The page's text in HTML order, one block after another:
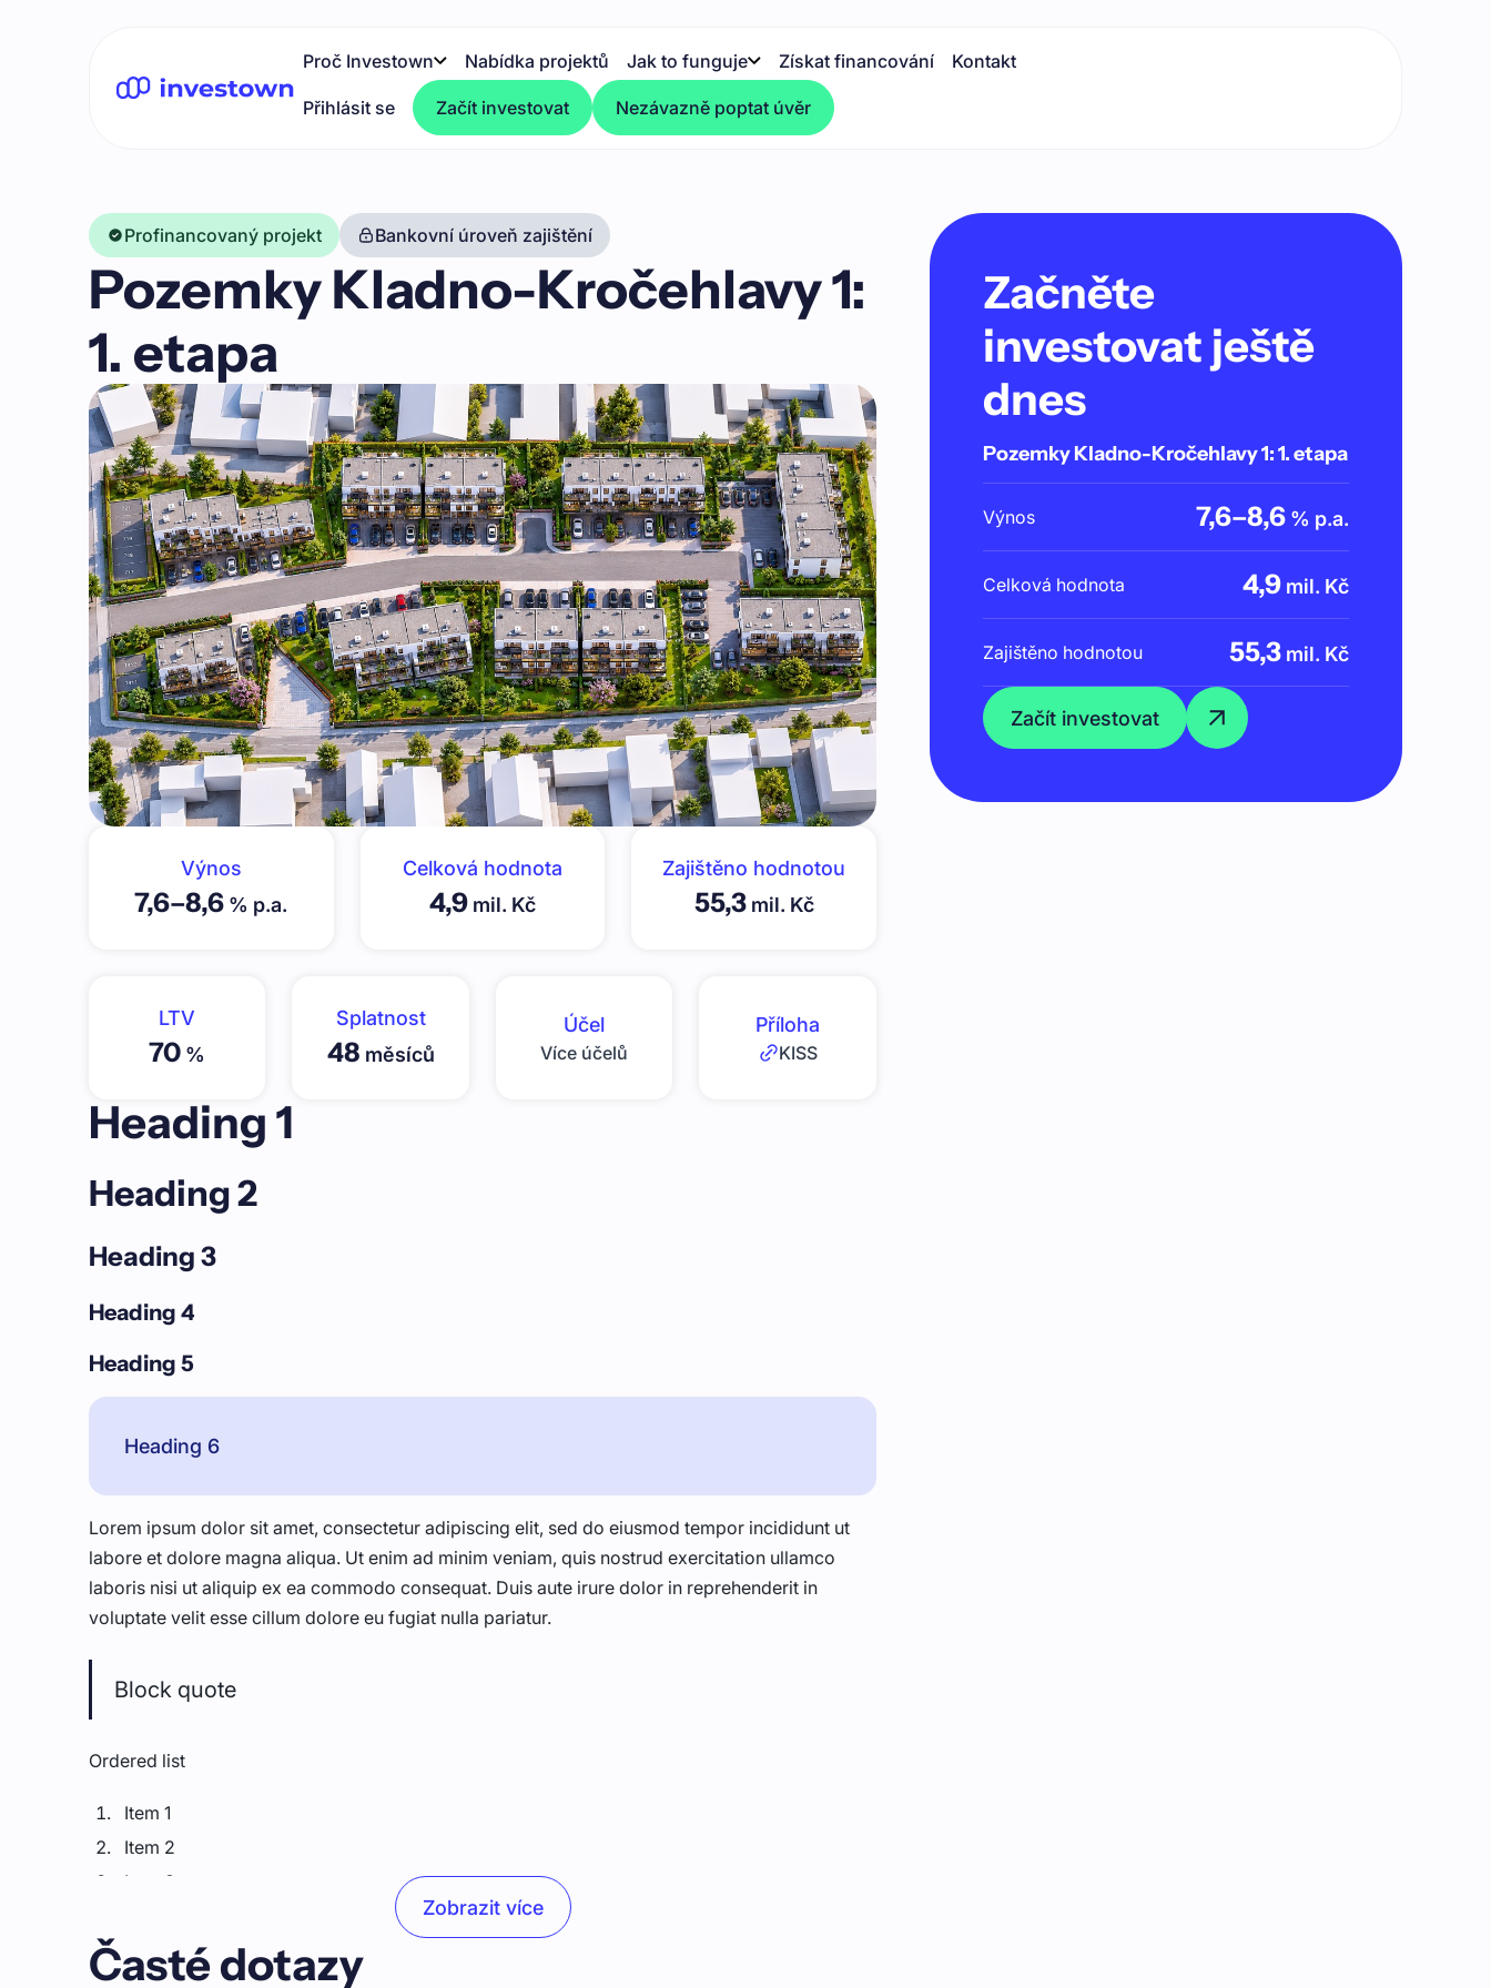
Proč Investown Nabídka projektů Jak to funguje Získat financování Kontakt
Přihlásit se Začít investovat Nezávazně poptat úvěr
Profinancovaný projekt Bankovní úroveň zajištění
Pozemky Kladno-Kročehlavy 1:
1. etapa
Výnos
7,6–8,6 % p.a.
Celková hodnota
4,9mil. Kč
Zajištěno hodnotou
55,3mil. Kč
LTV
70 %
Splatnost
48 měsíců
Účel
Více účelů
Příloha
KISS
Heading 1
Heading 2
Heading 3
Heading 4
Heading 5
Heading 6
Lorem ipsum dolor sit amet, consectetur adipiscing elit, sed do eiusmod tempor incididunt ut
labore et dolore magna aliqua. Ut enim ad minim veniam, quis nostrud exercitation ullamco
laboris nisi ut aliquip ex ea commodo consequat. Duis aute irure dolor in reprehenderit in
voluptate velit esse cillum dolore eu fugiat nulla pariatur.
Block quote
Ordered list
Item 1
Item 2
Item 3
Item A
Zobrazit více
Časté dotazy
Začněte
investovat ještě
dnes
Pozemky Kladno-Kročehlavy 1: 1. etapa
Výnos 7,6–8,6 % p.a.
Celková hodnota 4,9 mil. Kč
Zajištěno hodnotou 55,3 mil. Kč
Začít investovat